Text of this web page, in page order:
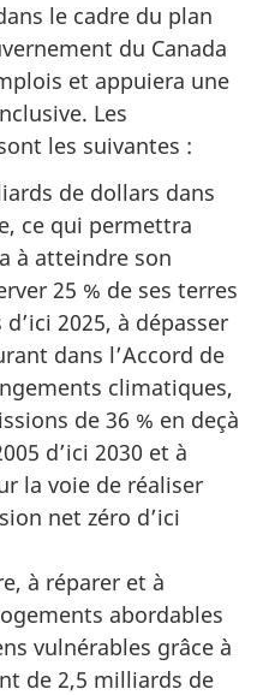
le cadre du plan
du Canada
et appuiera une
Les
les suivantes :
de dollars dans
ce qui permettra
à atteindre son
25 % de ses terres
2025, à dépasser
dans l’Accord de
climatiques,
de 36 % en deçà
d’ici 2030 et à
la voie de réaliser
net zéro d’ici
à réparer et à
abordables
vulnérables grâce à
de 2,5 milliards de